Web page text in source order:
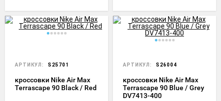
АРТИКУЛ: S25701
кроссовки Nike Air Max
Terrascape 90 Black / Red
АРТИКУЛ: S26004
кроссовки Nike Air Max
Terrascape 90 Blue / Grey
DV7413-400